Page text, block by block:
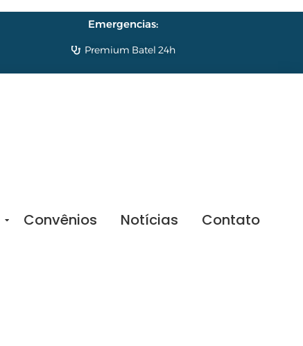
Emergencias:
Premium Batel 24h
Convênios Notícias Contato